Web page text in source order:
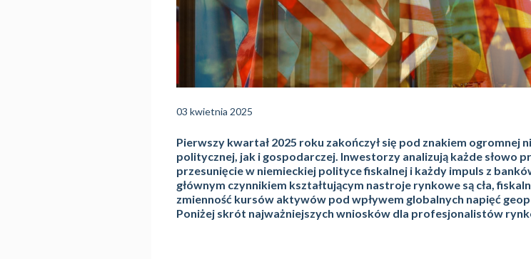
03 kwietnia 2025
Pierwszy kwartał 2025 roku zakończył się pod znakiem ogromnej
politycznej, jak i gospodarczej. Inwestorzy analizują każde słowo
przesunięcie w niemieckiej polityce fiskalnej i każdy impuls z
głównym czynnikiem kształtującym nastroje rynkowe są cła,
zmienność kursów aktywów pod wpływem globalnych napięć
Poniżej skrót najważniejszych wniosków dla profesjonalistów